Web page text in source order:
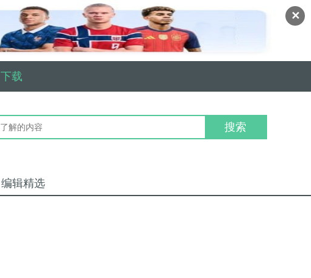
✕
下载
搜索
编辑精选